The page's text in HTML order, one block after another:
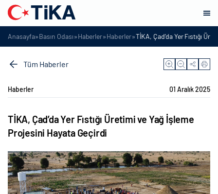
Anasayfa»Basın Odası»Haberler»Haberler»TİKA, Çad’da Yer Fıstığı
Tüm Haberler
Haberler 01 Aralık 2025
TİKA, Çad’da Yer Fıstığı Üretimi ve Yağ İşleme
Projesini Hayata Geçirdi